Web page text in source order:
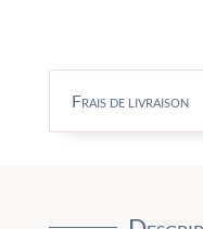
Frais de livraison